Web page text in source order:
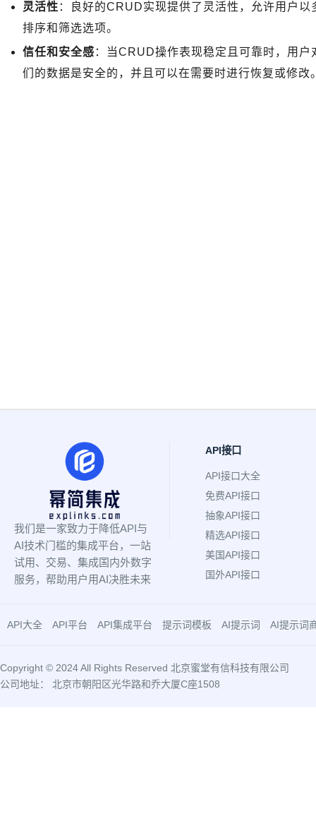
灵活性 ：良好的CRUD实现提供了灵活性，允许用户
排序和筛选选项。
信任和安全感 ：当CRUD操作表现稳定且可靠时，用
们的数据是安全的，并且可以在需要时进行恢复或修改
我们是一家致力于降低API与
AI技术门槛的集成平台，一站
试用、交易、集成国内外数字
服务，帮助用户用AI决胜未来
API接口
API接口大全
免费API接口
抽象API接口
精选API接口
美国API接口
国外API接口
API大全 API平台 API集成平台 提示词模板 AI提示词 AI提示词
Copyright © 2024 All Rights Reserved 北京蜜堂有信科技有限公司
公司地址： 北京市朝阳区光华路和乔大厦C座1508